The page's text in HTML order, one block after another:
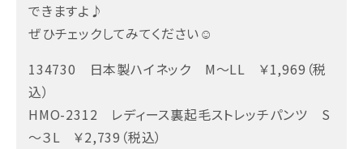
できますよ♪
ぜひチェックしてみてください☺
134730 日本製ハイネック M～LL ￥1,969（税
込）
HMO-2312 レディース裏起毛ストレッチパンツ S
～３L ￥2,739（税込）